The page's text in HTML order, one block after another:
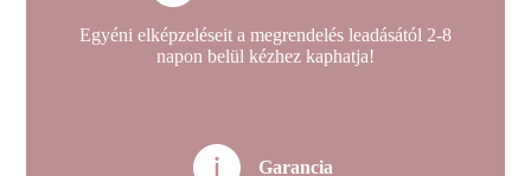
Egyéni elképzeléseit a megrendelés leadásától 2-8
napon belül kézhez kaphatja!
Garancia